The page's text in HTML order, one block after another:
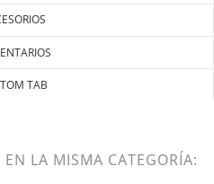
TAB
LA MISMA CATEGORÍA: